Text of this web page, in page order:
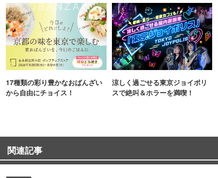
17種類の彩り豊かなおばんざい
から自由にチョイス！
涼しく過ごせる東京ジョイポリ
スで絶叫＆ホラーを満喫！
関連記事